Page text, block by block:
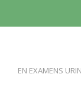
EN EXAMENS